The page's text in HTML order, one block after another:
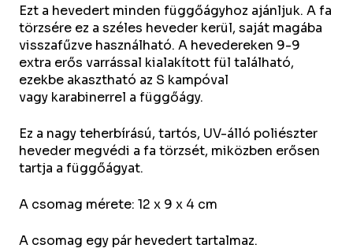
Ezt a hevedert minden függőágyhoz ajánljuk. A fa
törzsére ez a széles heveder kerül, saját magába
visszafűzve használható. A hevedereken 9-9
extra erős varrással kialakított fül található,
ezekbe akasztható az S kampóval
vagy karabinerrel a függőágy.
Ez a nagy teherbírású, tartós, UV-álló poliészter
heveder megvédi a fa törzsét, miközben erősen
tartja a függőágyat.
A csomag mérete: 12 x 9 x 4 cm
A csomag egy pár hevedert tartalmaz.